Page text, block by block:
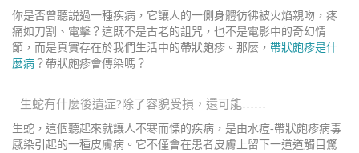
你是否曾聽説過一種疾病，它讓人的一側身體彷彿被火焰親吻，疼
痛如刀割、電擊？這既不是古老的詛咒，也不是電影中的奇幻情
節，而是真實存在於我們生活中的帶狀皰疹。那麼， 帶狀皰疹是什
麼病 ？帶狀皰疹會傳染嗎？
生蛇有什麼後遺症?除了容貌受損，還可能……
生蛇，這個聽起來就讓人不寒而慄的疾病，是由水痘-帶狀皰疹病毒
感染引起的一種皮膚病。它不僅會在患者皮膚上留下一道道觸目驚